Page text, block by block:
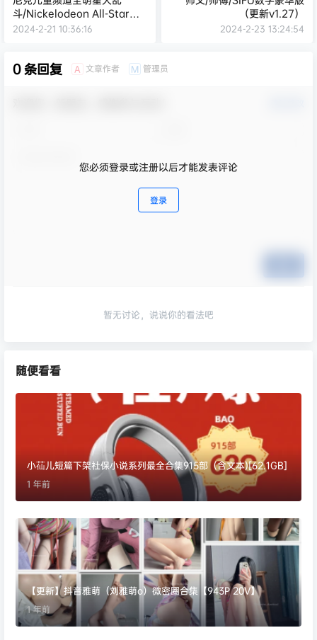
斗/Nickelodeon All-Star
Brawl
2024-2-21 10:36:16
（更新v1.27）
2024-2-23 13:24:54
0 条回复 A 文章作者 M 管理员
您必须登录或注册以后才能发表评论
登录
暂无讨论，说说你的看法吧
随便看看
小苮儿短篇下架社保小说系列最全合集915部（含文本)[62.1GB]
1 年前
【更新】抖音雅萌（刘雅萌o）微密圈合集【943P 20V】
1 年前